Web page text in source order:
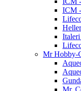
ICM
Mr Hobby-
Mr.